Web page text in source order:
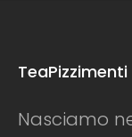
TeaPizzimenti
Nasciamo